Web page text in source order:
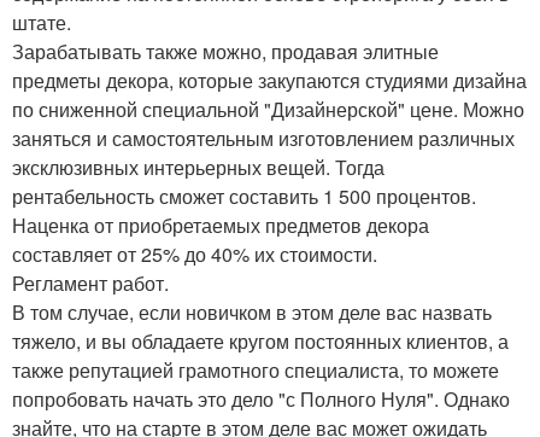
штате.
Зарабатывать также можно, продавая элитные
предметы декора, которые закупаются студиями дизайна
по сниженной специальной "Дизайнерской" цене. Можно
заняться и самостоятельным изготовлением различных
эксклюзивных интерьерных вещей. Тогда
рентабельность сможет составить 1 500 процентов.
Наценка от приобретаемых предметов декора
составляет от 25% до 40% их стоимости.
Регламент работ.
В том случае, если новичком в этом деле вас назвать
тяжело, и вы обладаете кругом постоянных клиентов, а
также репутацией грамотного специалиста, то можете
попробовать начать это дело "с Полного Нуля". Однако
знайте, что на старте в этом деле вас может ожидать